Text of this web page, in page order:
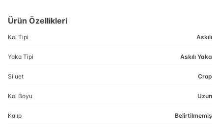
Ürün Özellikleri
Kol Tipi Askılı
Yaka Tipi Askılı Yaka
Siluet Crop
Kol Boyu Uzun
Kalıp Belirtilmemiş